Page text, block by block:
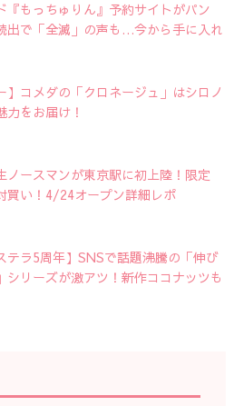
『もっちゅりん』予約サイトがパン
出で「全滅」の声も…今から手に入れ
】コメダの「クロネージュ」はシロノ
力をお届け！
ノースマンが東京駅に初上陸！限定
買い！4/24オープン詳細レポ
テラ5周年】SNSで話題沸騰の「伸び
シリーズが激アツ！新作ココナッツも